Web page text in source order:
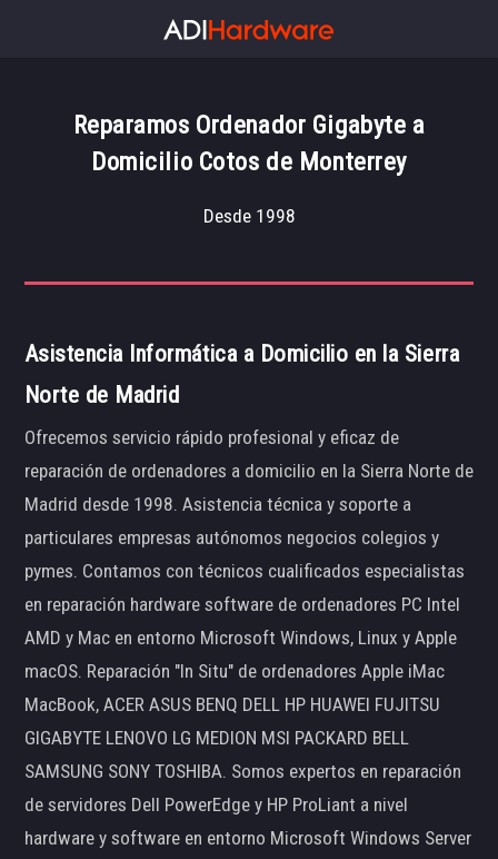
Reparamos Ordenador Gigabyte a
Domicilio Cotos de Monterrey
Desde 1998
Asistencia Informática a Domicilio en la Sierra
Norte de Madrid
Ofrecemos servicio rápido profesional y eficaz de
reparación de ordenadores a domicilio en la Sierra Norte de
Madrid desde 1998. Asistencia técnica y soporte a
particulares empresas autónomos negocios colegios y
pymes. Contamos con técnicos cualificados especialistas
en reparación hardware software de ordenadores PC Intel
AMD y Mac en entorno Microsoft Windows, Linux y Apple
macOS. Reparación "In Situ" de ordenadores Apple iMac
MacBook, ACER ASUS BENQ DELL HP HUAWEI FUJITSU
GIGABYTE LENOVO LG MEDION MSI PACKARD BELL
SAMSUNG SONY TOSHIBA. Somos expertos en reparación
de servidores Dell PowerEdge y HP ProLiant a nivel
hardware y software en entorno Microsoft Windows Server